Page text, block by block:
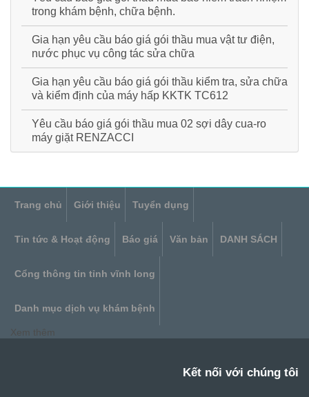
trong khám bệnh, chữa bệnh.
Gia hạn yêu cầu báo giá gói thầu mua vật tư điện,
nước phục vụ công tác sửa chữa
Gia hạn yêu cầu báo giá gói thầu kiểm tra, sửa chữa
và kiểm định của máy hấp KKTK TC612
Yêu cầu báo giá gói thầu mua 02 sợi dây cua-ro
máy giặt RENZACCI
Trang chủ Giới thiệu Tuyển dụng
Tin tức & Hoạt động Báo giá Văn bản DANH SÁCH
Cổng thông tin tỉnh vĩnh long
Danh mục dịch vụ khám bệnh
Xem thêm
Kết nối với chúng tôi